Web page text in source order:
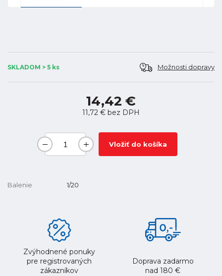
SKLADOM > 5 ks Možnosti dopravy
14,42 €
11,72 € bez DPH
Vložiť do košíka
Balenie 1/20
Zvýhodnené ponuky
pre registrovaných
zákazníkov
Doprava zadarmo
nad 180 €